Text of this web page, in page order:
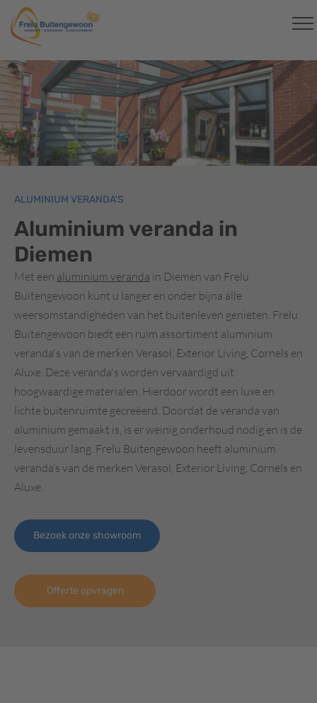
ALUMINIUM VERANDA'S
Aluminium veranda in
Diemen
Met een aluminium veranda in Diemen van Frelu
Buitengewoon kunt u langer en onder bijna alle
weersomstandigheden van het buitenleven genieten. Frelu
Buitengewoon biedt een ruim assortiment aluminium
veranda's van de merken Verasol, Exterior Living, Cornels en
Aluxe. Deze veranda's worden vervaardigd uit
hoogwaardige materialen. Hierdoor wordt een luxe en
lichte buitenruimte gecreëerd. Doordat de veranda van
aluminium gemaakt is, is er weinig onderhoud nodig en is de
levensduur lang. Frelu Buitengewoon heeft aluminium
veranda’s van de merken Verasol, Exterior Living, Cornels en
Aluxe.
Bezoek onze showroom
Offerte opvragen